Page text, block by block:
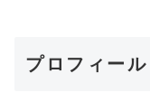
プロフィール